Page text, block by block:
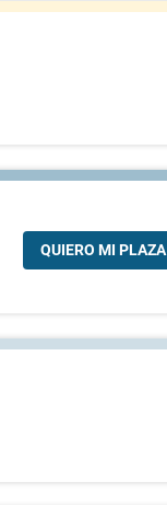
QUIERO MI PLAZA